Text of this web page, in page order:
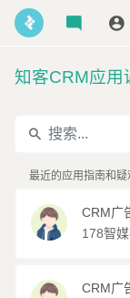
知客CRM应用
最近的应用指南和疑
CRM广
178智
CRM广
2026-08-
我今天能
知客
CRM应